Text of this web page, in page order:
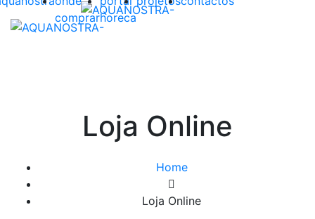
comprarhoreca
Loja Online
Home
Loja Online